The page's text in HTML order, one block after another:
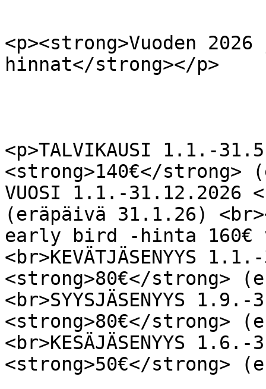
<p><strong>Vuoden
hinnat</strong></p>
<p>TALVIKAUSI 1.1.-
<strong>140€</strong>
VUOSI 1.1.-31.12.2026
(eräpäivä 31.1.26)
early bird -hinta 160€
<br>KEVÄTJÄSENYYS
<strong>80€</strong>
<br>SYYSJÄSENYYS
<strong>80€</strong>
<br>KESÄJÄSENYYS
<strong>50€</strong>